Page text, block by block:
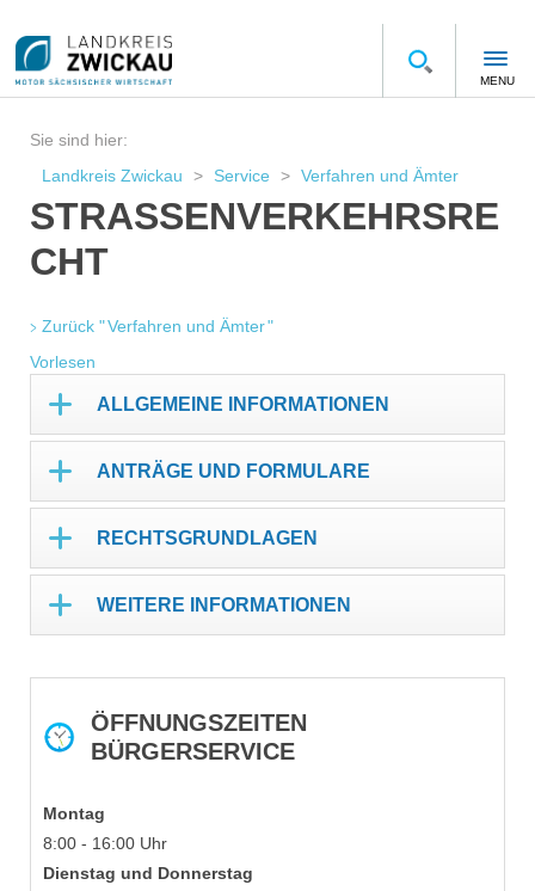
MENU
Sie sind hier:
Landkreis Zwickau
Service Verfahren und Ämter
STRASSENVERKEHRSREC
HT
Zurück " Verfahren und Ämter "
Vorlesen
ALLGEMEINE INFORMATIONEN
ANTRÄGE UND FORMULARE
RECHTSGRUNDLAGEN
WEITERE INFORMATIONEN
ÖFFNUNGSZEITEN
BÜRGERSERVICE
Montag
8:00 - 16:00 Uhr
Dienstag und Donnerstag